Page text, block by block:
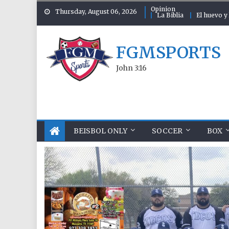
Thursday, August 06, 2026
Opinion
La Biblia
El huevo
FGMSPORTS
John 3:16
BEISBOL ONLY SOCCER BOX